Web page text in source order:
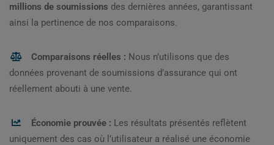
millions de soumissions des dernières années, garantissant
ainsi la pertinence de nos comparaisons.
Comparaisons réelles : Nous n’utilisons que des
données provenant de soumissions d’assurance qui ont
réellement abouti à une vente.
Économie prouvée : Les résultats présentés reflètent
uniquement des cas où l’utilisateur a réalisé une économie